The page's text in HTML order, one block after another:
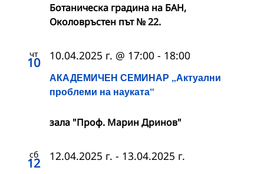
Ботаническа градина на БАН,
Околовръстен път № 22.
чт
10
АКАДЕМИЧЕН СЕМИНАР „Актуални
проблеми на науката“
10.04.2025 г. @ 17:00 - 18:00
зала "Проф. Марин Дринов"
сб
12 12.04.2025 г. - 13.04.2025 г.